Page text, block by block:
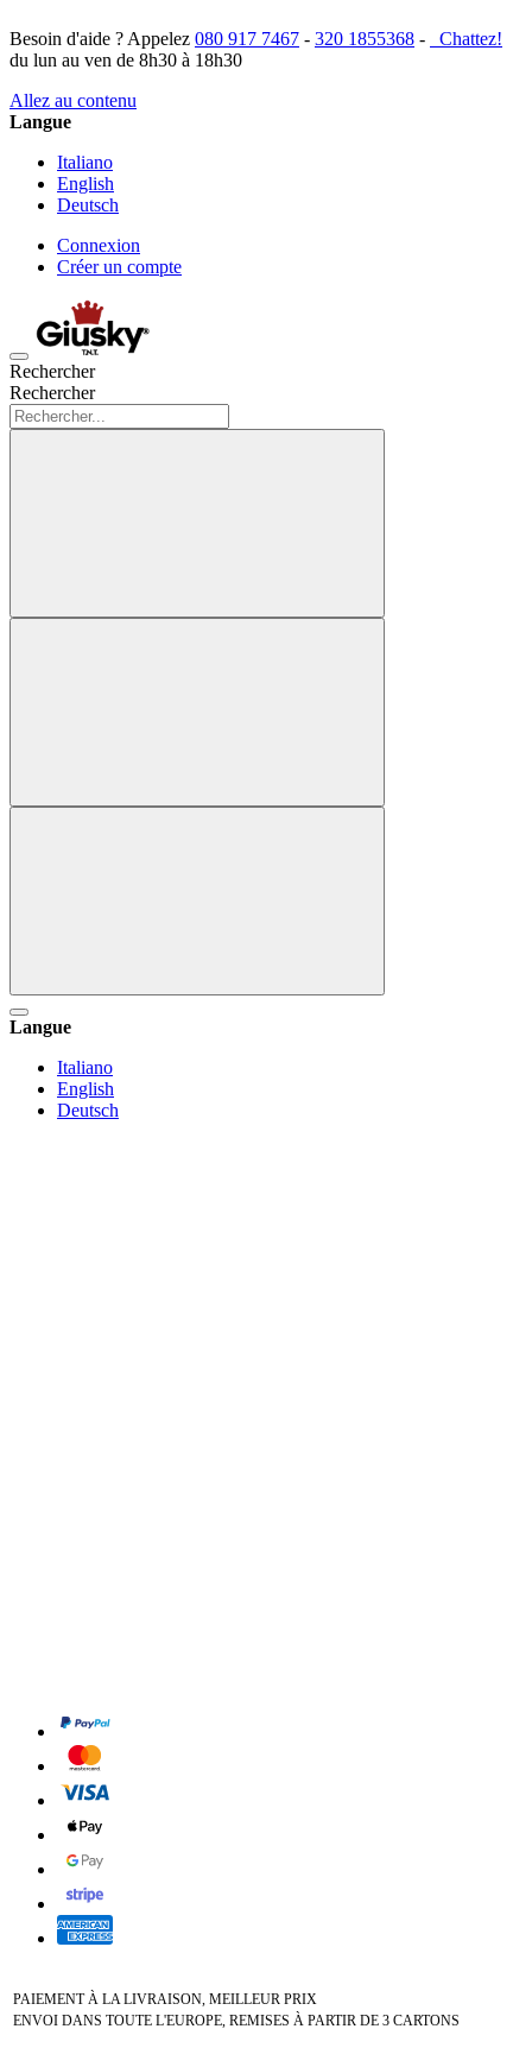
Besoin d'aide ? Appelez 080 917 7467 - 320 1855368 -
Chattez!
du lun au ven de 8h30 à 18h30
Allez au contenu
Langue
Italiano
English
Deutsch
Connexion
Créer un compte
Rechercher
Rechercher
Langue
Italiano
English
Deutsch
PAIEMENT À LA LIVRAISON, MEILLEUR PRIX
ENVOI DANS TOUTE L'EUROPE, REMISES À PARTIR DE 3 CARTONS